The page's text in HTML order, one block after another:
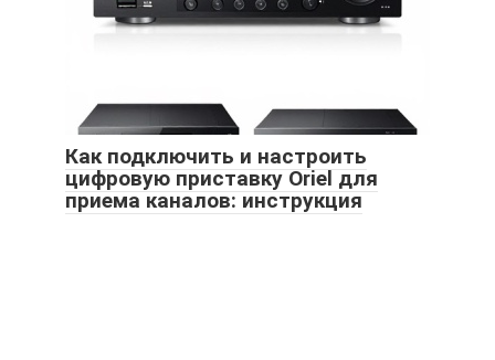
Как подключить и настроить
цифровую приставку Oriel для
приема каналов: инструкция